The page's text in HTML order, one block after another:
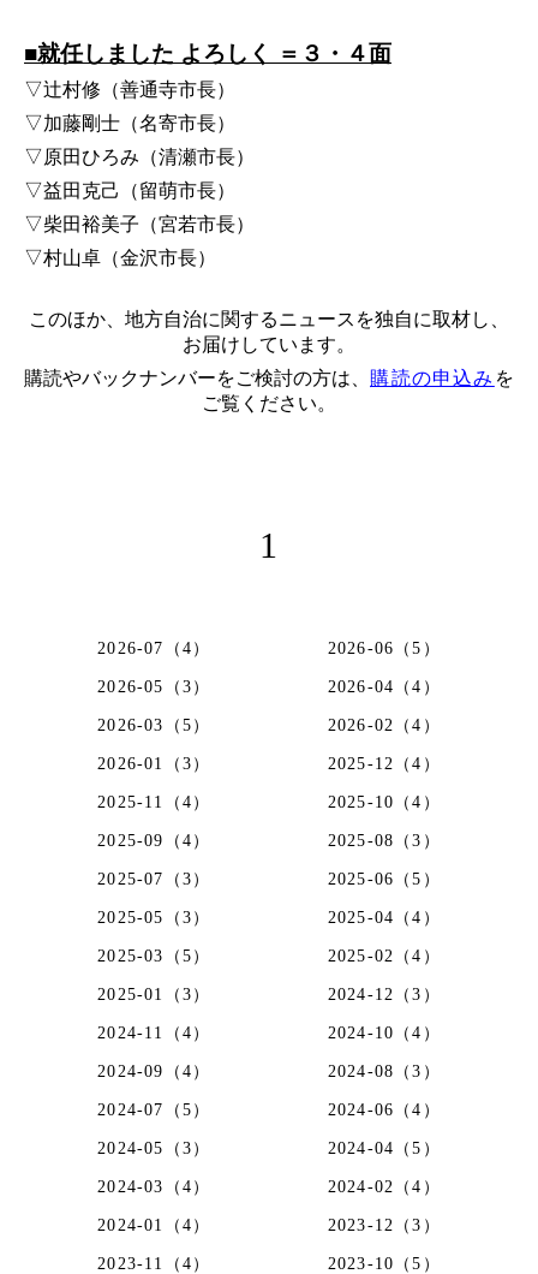
■就任しました よろしく ＝３・４面
▽辻村修（善通寺市長）
▽加藤剛士（名寄市長）
▽原田ひろみ（清瀬市長）
▽益田克己（留萌市長）
▽柴田裕美子（宮若市長）
▽村山卓（金沢市長）
このほか、地方自治に関するニュースを独自に取材し、
お届けしています。
購読やバックナンバーをご検討の方は、 購読の申込み を
ご覧ください。
1
2026-07（4） 2026-06（5）
2026-05（3） 2026-04（4）
2026-03（5） 2026-02（4）
2026-01（3） 2025-12（4）
2025-11（4） 2025-10（4）
2025-09（4） 2025-08（3）
2025-07（3） 2025-06（5）
2025-05（3） 2025-04（4）
2025-03（5） 2025-02（4）
2025-01（3） 2024-12（3）
2024-11（4） 2024-10（4）
2024-09（4） 2024-08（3）
2024-07（5） 2024-06（4）
2024-05（3） 2024-04（5）
2024-03（4） 2024-02（4）
2024-01（4） 2023-12（3）
2023-11（4） 2023-10（5）